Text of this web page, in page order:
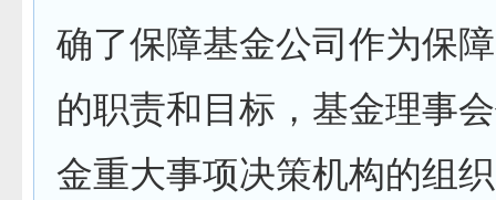
确了保障基金公司作为保
的职责和目标，基金理事
金重大事项决策机构的组